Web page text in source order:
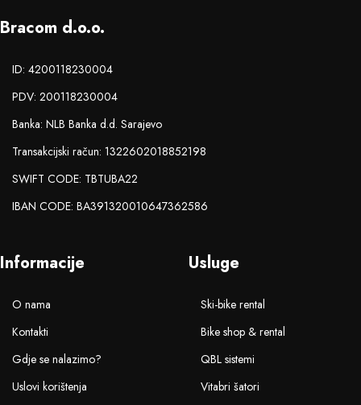
Bracom d.o.o.
ID: 4200118230004
PDV: 200118230004
Banka: NLB Banka d.d. Sarajevo
Transakcijski račun: 1322602018852198
SWIFT CODE: TBTUBA22
IBAN CODE: BA391320010647362586
Informacije
O nama
Kontakti
Gdje se nalazimo?
Uslovi korištenja
Usluge
Ski-bike rental
Bike shop & rental
QBL sistemi
Vitabri šatori